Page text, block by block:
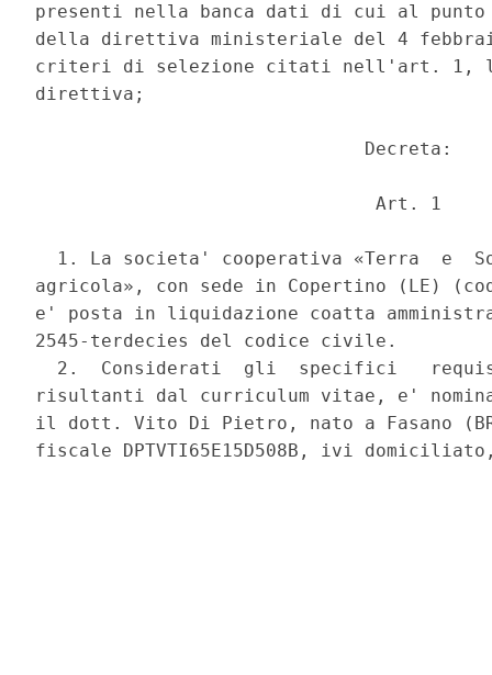
presenti nella banca dati di cui al
della direttiva ministeriale del 4
criteri di selezione citati nell'art. 1,
direttiva;
                              Decreta:
                               Art. 1
1. La societa' cooperativa «Terra  e
agricola», con sede in Copertino (LE)
e' posta in liquidazione coatta
2545-terdecies del codice civile.
2.  Considerati  gli  specifici
risultanti dal curriculum vitae, e'
il dott. Vito Di Pietro, nato a Fasano